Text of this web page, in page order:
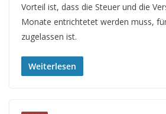
Vorteil ist, dass die Steuer und die
Monate entrichtetet werden muss,
zugelassen ist.
Weiterlesen